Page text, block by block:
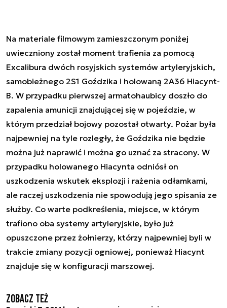
Na materiale filmowym zamieszczonym poniżej
uwieczniony został moment trafienia za pomocą
Excalibura dwóch rosyjskich systemów artyleryjskich,
samobieżnego 2S1 Goździka i holowaną 2A36 Hiacynt-
B. W przypadku pierwszej armatohaubicy doszło do
zapalenia amunicji znajdującej się w pojeździe, w
którym przedział bojowy pozostał otwarty. Pożar była
najpewniej na tyle rozległy, że Goździka nie będzie
można już naprawić i można go uznać za stracony. W
przypadku holowanego Hiacynta odniósł on
uszkodzenia wskutek eksplozji i rażenia odłamkami,
ale raczej uszkodzenia nie spowodują jego spisania ze
służby. Co warte podkreślenia, miejsce, w którym
trafiono oba systemy artyleryjskie, było już
opuszczone przez żołnierzy, którzy najpewniej byli w
trakcie zmiany pozycji ogniowej, ponieważ Hiacynt
znajduje się w konfiguracji marszowej.
Zobacz też